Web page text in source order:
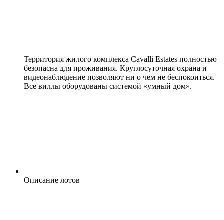
Территория жилого комплекса Cavalli Estates полностью
безопасна для проживания. Круглосуточная охрана и
видеонаблюдение позволяют ни о чем не беспокоиться.
Все виллы оборудованы системой «умный дом».
Описание лотов